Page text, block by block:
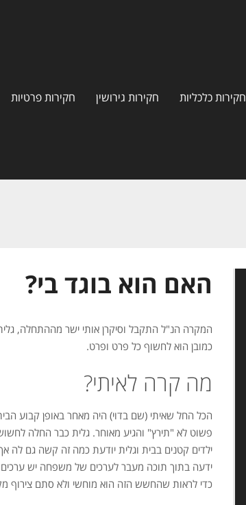
חקירות כלכליות חקירות גירושין חקירות פרטיות
האם הוא בוגד בי?
המקרה הנ"ל התקבל וסיקרן אותי ישר מההתחלה,
כמובן הוא לחשוף כל פרט ופרט.
מה קרה לאיתי?
הכל החל שאיתי (שם בדוי) היה מאחר באופן קבוע
ילדים קטנים בבית וגלית יודעת כמה זה קשה גם לה
ידעה בתוך תוכה מעבר לערכים של משפחה יש ערכים
כדי לראות שהחשש הזה הוא מוחשי ולא סתם צירוף